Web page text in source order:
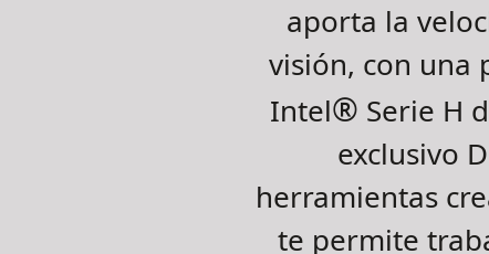
aporta la
visión, con una
Intel® Serie H
exclusivo
herramientas
te permite